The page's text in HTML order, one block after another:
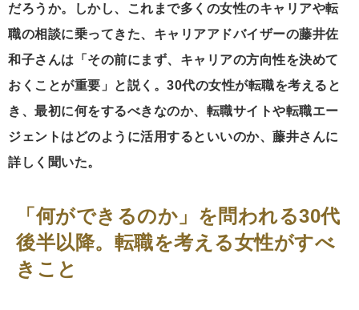
だろうか。しかし、これまで多くの女性のキャリアや転
職の相談に乗ってきた、キャリアアドバイザーの藤井佐
和子さんは「その前にまず、キャリアの方向性を決めて
おくことが重要」と説く。30代の女性が転職を考えると
き、最初に何をするべきなのか、転職サイトや転職エー
ジェントはどのように活用するといいのか、藤井さんに
詳しく聞いた。
「何ができるのか」を問われる30代
後半以降。転職を考える女性がすべ
きこと